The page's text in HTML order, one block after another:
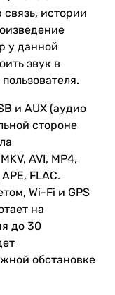
истории
у данной
звук в
и AUX (аудио
стороне
AVI, MP4,
FLAC.
Wi-Fi и GPS
на
до 30
обстановке